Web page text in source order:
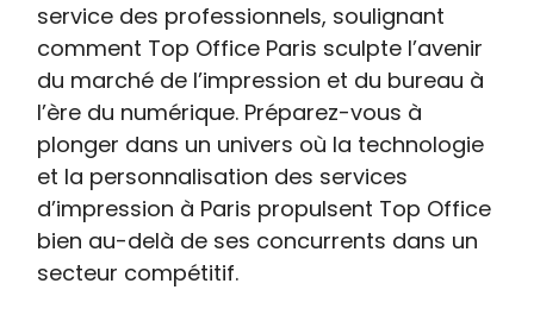
service des professionnels, soulignant
comment Top Office Paris sculpte l’avenir
du marché de l’impression et du bureau à
l’ère du numérique. Préparez-vous à
plonger dans un univers où la technologie
et la personnalisation des services
d’impression à Paris propulsent Top Office
bien au-delà de ses concurrents dans un
secteur compétitif.